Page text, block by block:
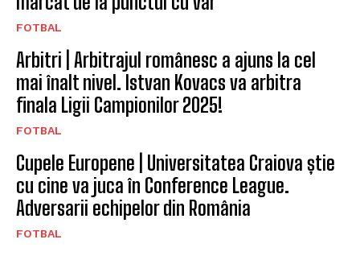
FOTBAL
Arbitri | Arbitrajul românesc a ajuns la cel
mai înalt nivel. Istvan Kovacs va arbitra
finala Ligii Campionilor 2025!
FOTBAL
Cupele Europene | Universitatea Craiova știe
cu cine va juca în Conference League.
Adversarii echipelor din România
FOTBAL